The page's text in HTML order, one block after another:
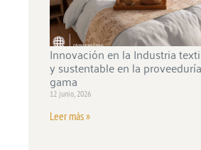
Innovación en la Industria
y sustentable en la
gama
12 junio, 2026
Leer más »